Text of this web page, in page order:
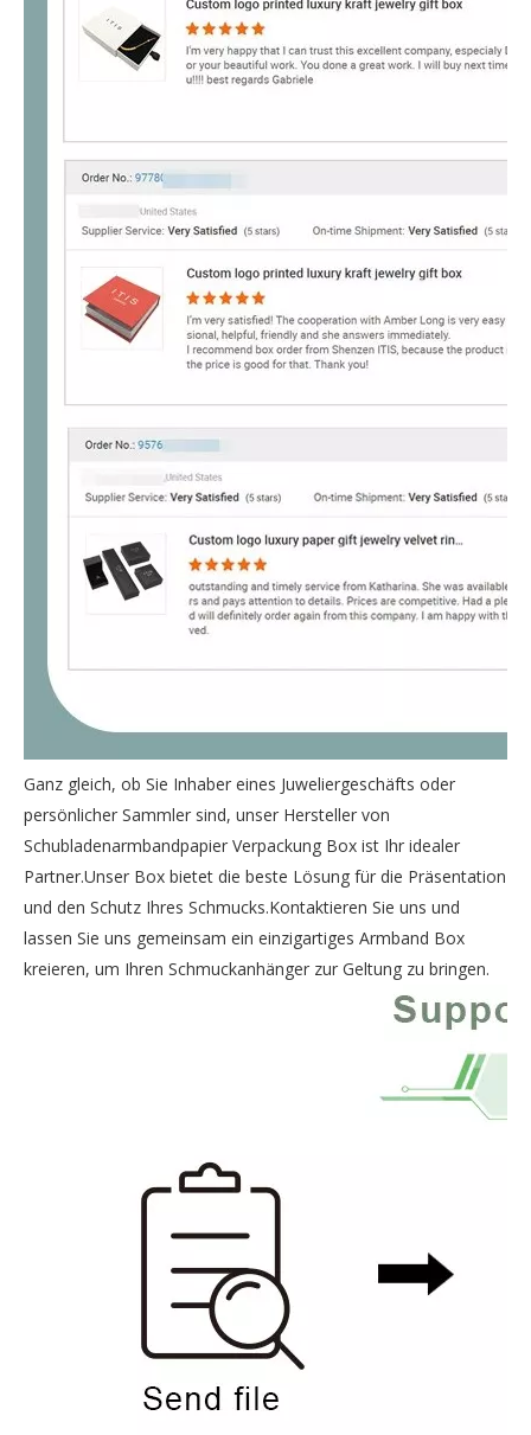
Ganz gleich, ob Sie Inhaber eines Juweliergeschäfts oder
persönlicher Sammler sind, unser Hersteller von
Schubladenarmbandpapier Verpackung Box ist Ihr idealer
Partner.Unser Box bietet die beste Lösung für die Präsentation
und den Schutz Ihres Schmucks.Kontaktieren Sie uns und
lassen Sie uns gemeinsam ein einzigartiges Armband Box
kreieren, um Ihren Schmuckanhänger zur Geltung zu bringen.